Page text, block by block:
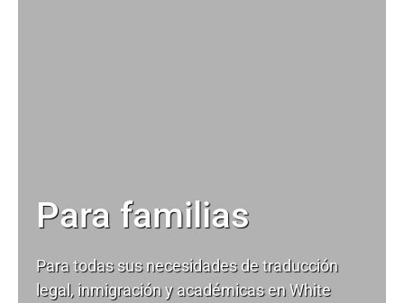
Para familias
Para todas sus necesidades detraducción
legal, inmigración y académicas en White